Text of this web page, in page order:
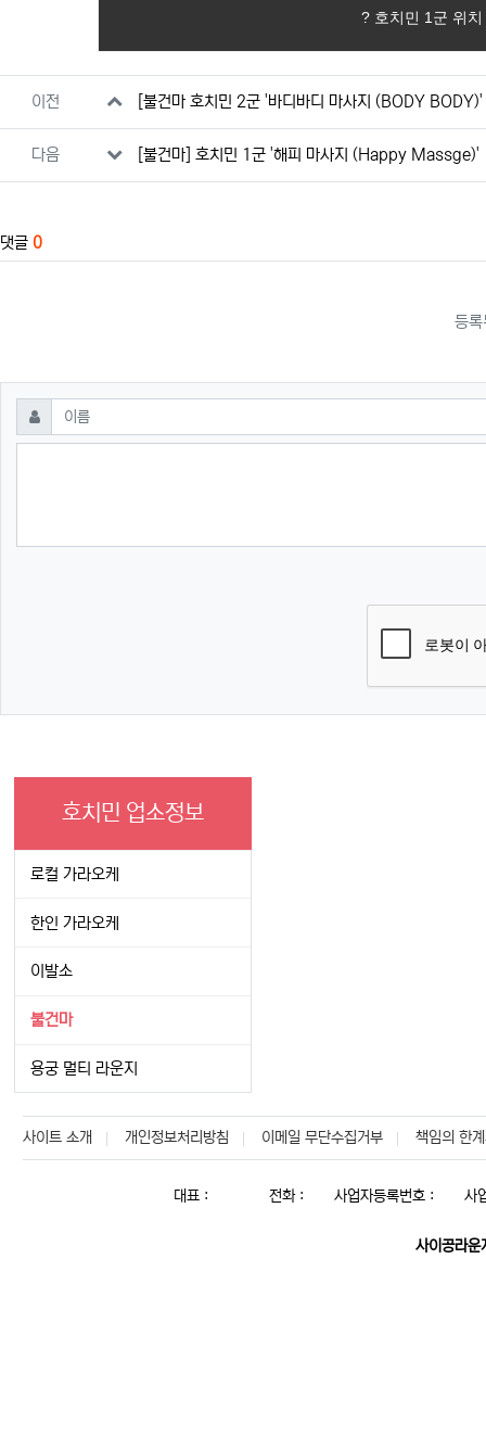
? 호치민 1군 위
관련자료
이전 [불건마 호치민 2군 '바디바디 마사지 (BODY BODY)'
다음 [불건마] 호치민 1군 '해피 마사지 (Happy Massge)'
댓글 0
등
댓글쓰기
이름 필수
호치민 업소정보
로컬 가라오케
한인 가라오케
이발소
불건마
용궁 멀티 라운지
사이트 소개 개인정보처리방침 이메일 무단수집거부 책임의 한
대표 : 전화 : 사업자등록번호 : 사
사이공라